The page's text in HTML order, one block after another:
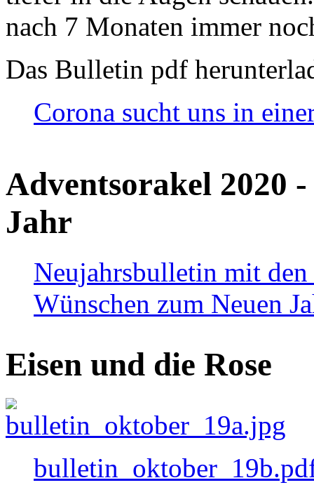
nach 7 Monaten immer
Das Bulletin pdf
Corona sucht uns in
Adventsorakel 2020
Jahr
Neujahrsbulletin mit den
Wünschen zum Neuen
Eisen und die Rose